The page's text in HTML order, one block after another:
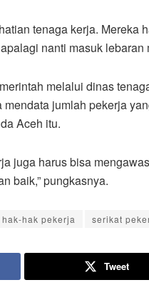
tenaga kerja.
nanti masuk lebaran
melalui dinas
jumlah pekerja
Aceh itu.
juga harus bisa
baik,” pungkasnya.
hak-hak pekerja serikat
Tweet